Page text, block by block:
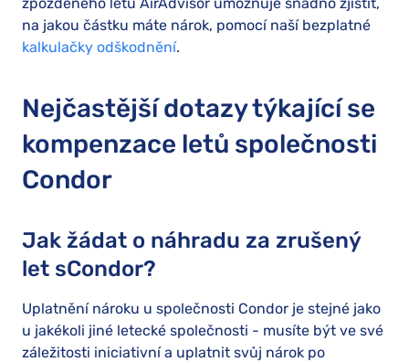
na jakou částku máte nárok, pomocí naší bezplatné
kalkulačky odškodnění.
Nejčastější dotazy týkající se
kompenzace letů společnosti
Condor
Jak žádat o náhradu za zrušený
let sCondor?
Uplatnění nároku u společnosti Condor je stejné jako
u jakékoli jiné letecké společnosti - musíte být ve své
záležitosti iniciativní a uplatnit svůj nárok po